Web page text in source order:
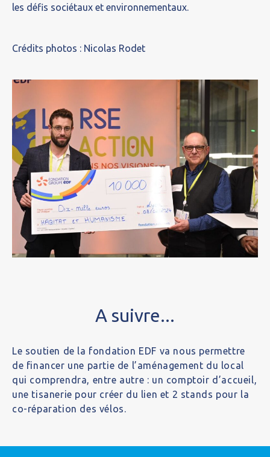
les défis sociétaux et environnementaux.
Crédits photos : Nicolas Rodet
A suivre...
Le soutien de la fondation EDF va nous permettre
de financer une partie de l’aménagement du local
qui comprendra, entre autre : un comptoir d’accueil,
une tisanerie pour créer du lien et 2 stands pour la
co-réparation des vélos.